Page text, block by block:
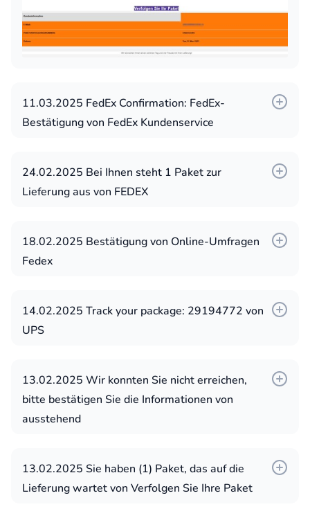
11.03.2025 FedEx Confirmation: FedEx-
Bestätigung von FedEx Kundenservice
FedEx Support: Ihre Paketlieferung
benötigt sofortige Aufmerksamkeit
FedEx Deutschland Support
24.02.2025 Bei Ihnen steht 1 Paket zur
Lieferung aus von FEDEX
18.02.2025 Bestätigung von Online-Umfragen
Fedex
Ihr Paket wurde versendet!
14.02.2025 Track your package: 29194772 von
UPS
13.02.2025 Wir konnten Sie nicht erreichen,
bitte bestätigen Sie die Informationen von
ausstehend
13.02.2025 Sie haben (1) Paket, das auf die
Lieferung wartet von Verfolgen Sie Ihre Paket